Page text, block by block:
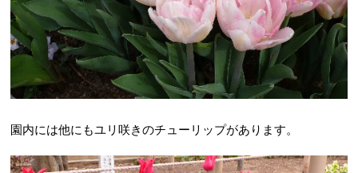
園内には他にもユリ咲きのチューリップがあります。